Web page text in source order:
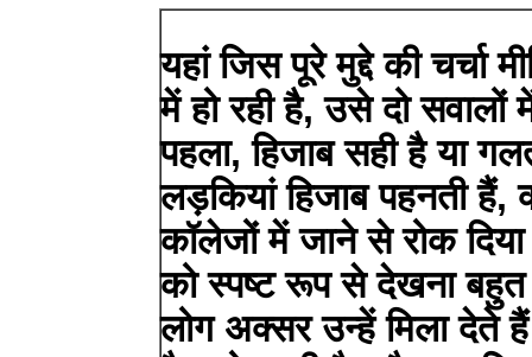
यहां जिस पूरे मुद्दे की चर्चा
में हो रही है, उसे दो सवालों
पहला, हिजाब सही है या
लड़कियां हिजाब पहनती
कॉलेजों में जाने से रोक दिया
को स्पष्ट रूप से देखना बहुत
लोग अक्सर उन्हें मिला देते